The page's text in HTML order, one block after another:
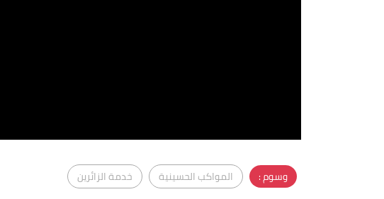
وسوم : المواكب الحسينية خدمة الزائرين